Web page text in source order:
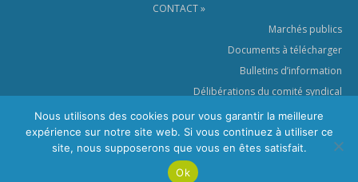
CONTACT »
Marchés publics
Documents à télécharger
Bulletins d’information
Délibérations du comité syndical
Le SYAGC dans les médias
Crédits & Mentions légales
Politique de confidentialité
Nous utilisons des cookies pour vous garantir la meilleure
expérience sur notre site web. Si vous continuez à utiliser ce
site, nous supposerons que vous en êtes satisfait.
Ok